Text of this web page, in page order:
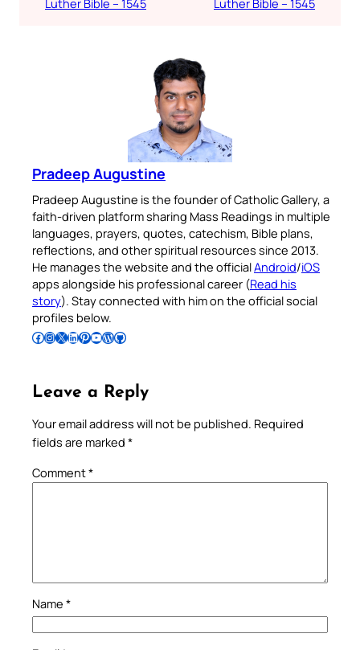
Pradeep Augustine
Pradeep Augustine is the founder of Catholic Gallery, a
faith-driven platform sharing Mass Readings in multiple
languages, prayers, quotes, catechism, Bible plans,
reflections, and other spiritual resources since 2013.
He manages the website and the officialAndroid/iOS
apps alongside his professional career (Read his
story). Stay connected with him on the official social
profiles below.
Follow Pradeep on Facebook Follow Pradeep on InstagramFollow Pradeep on X Follow Pradeep on LinkedIn Follow Pradeep on Pinterest Subscribe to Pradeep’s Youtube Channel Follow Pradeep on WordPress Follow Pradeep on GitHub
Leave a Reply
Your email address will not be published. Required
fields are marked *
Comment*
Name *